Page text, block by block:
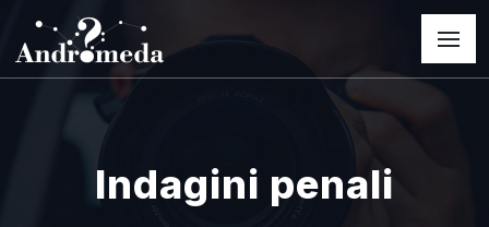
Indagini penali